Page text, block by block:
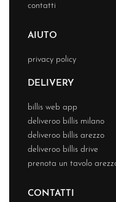
contatti
AIUTO
privacy policy
DELIVERY
billis web app
deliveroo billis milano
deliveroo billis arezzo
deliveroo billis drive
prenota un tavolo
CONTATTI